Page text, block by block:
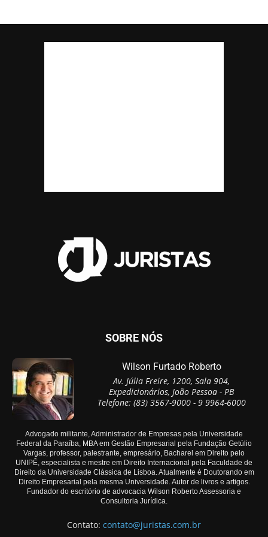
SOBRE NÓS
Wilson Furtado Roberto
Av. Júlia Freire, 1200, Sala 904,
Expedicionários, João Pessoa - PB
Telefone: (83) 3567-9000 - 9 9964-6000
Advogado militante, Administrador de Empresas pela Universidade
Federal da Paraíba, MBA em Gestão Empresarial pela Fundação Getúlio
Vargas, professor, palestrante, empresário, Bacharel em Direito pelo
UNIPÊ, especialista e mestre em Direito Internacional pela Faculdade de
Direito da Universidade Clássica de Lisboa. Atualmente é Doutorando em
Direito Empresarial pela mesma Universidade. Autor de livros e artigos.
Fundador do escritório de advocacia Wilson Roberto Assessoria e
Consultoria Jurídica.
Contato: contato@juristas.com.br